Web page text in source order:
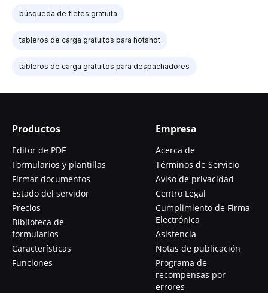
búsqueda de fletes gratuita
tableros de carga gratuitos para hotshot
tableros de carga gratuitos para despachadores
Productos
Editor de PDF
Formularios y plantillas
Firmar documentos
Estado del servidor
Precios
Biblioteca de
formularios
Características
Funciones
Empresa
Acerca de
Términos de Servicio
Aviso de privacidad
Centro Legal
Cumplimiento de Firma
Electrónica
Asistencia
Notas de publicación
Programa de
recompensas por
errores